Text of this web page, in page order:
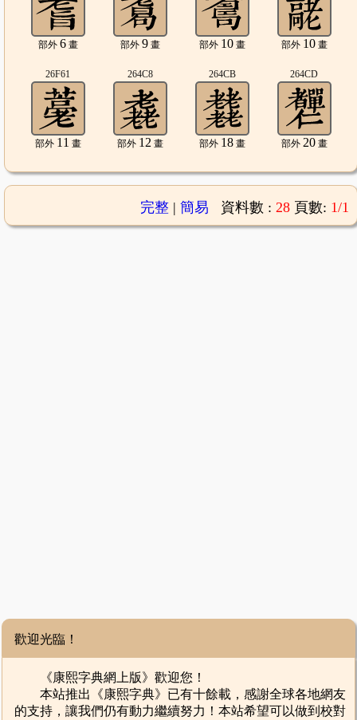
部外 6畫 部外 9畫 部外 10畫 部外 10畫
26F61
部外 11 畫
264C8
部外 12 畫
264CB
部外 18畫
264CD
部外 20畫
完整| 簡易 資料數 : 28 頁數: 1/1
歡迎光臨！
《康熙字典網上版》歡迎您！
本站推出《康熙字典》已有十餘載，感謝全球各地網友
的支持，讓我們仍有動力繼續努力！本站希望可以做到校對